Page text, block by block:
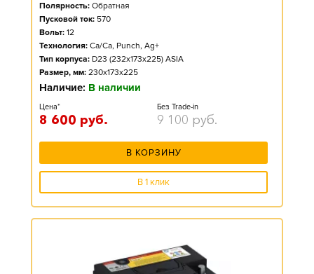
Полярность: Обратная
Пусковой ток: 570
Вольт: 12
Технология: Ca/Ca, Punch, Ag+
Тип корпуса: D23 (232x173x225) ASIA
Размер, мм: 230x173x225
Наличие: В наличии
Цена*
8 600 руб.
Без Trade-in
9 100 руб.
В КОРЗИНУ
В 1 клик